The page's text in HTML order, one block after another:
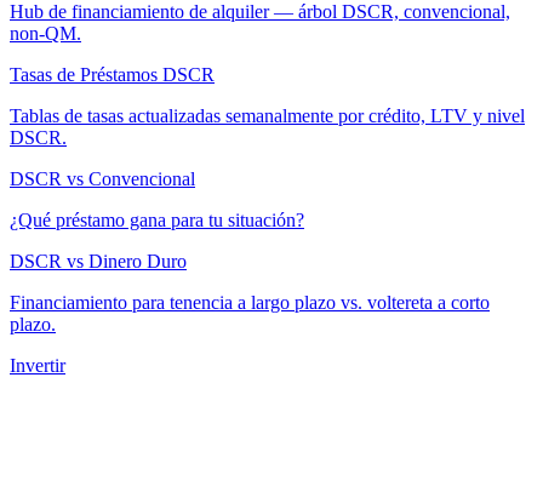
Hub de financiamiento de alquiler — árbol DSCR, convencional,
non-QM.
Tasas de Préstamos DSCR
Tablas de tasas actualizadas semanalmente por crédito, LTV y nivel
DSCR.
DSCR vs Convencional
¿Qué préstamo gana para tu situación?
DSCR vs Dinero Duro
Financiamiento para tenencia a largo plazo vs. voltereta a corto
plazo.
Invertir